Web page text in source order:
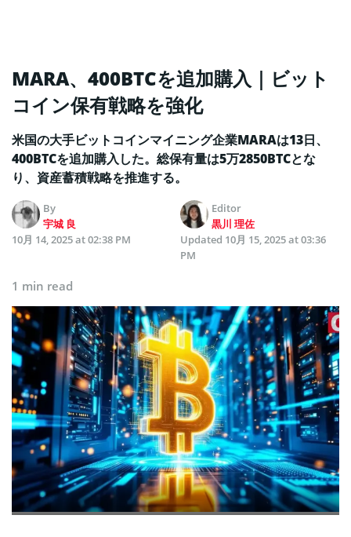
MARA、400BTCを追加購入｜ビット
コイン保有戦略を強化
米国の大手ビットコインマイニング企業MARAは13日、
400BTCを追加購入した。総保有量は5万2850BTCとな
り、資産蓄積戦略を推進する。
By
宇城 良
Editor
黒川 理佐
10月 14, 2025 at 02:38 PM
Updated 10月 15, 2025 at 03:36
PM
1 min read